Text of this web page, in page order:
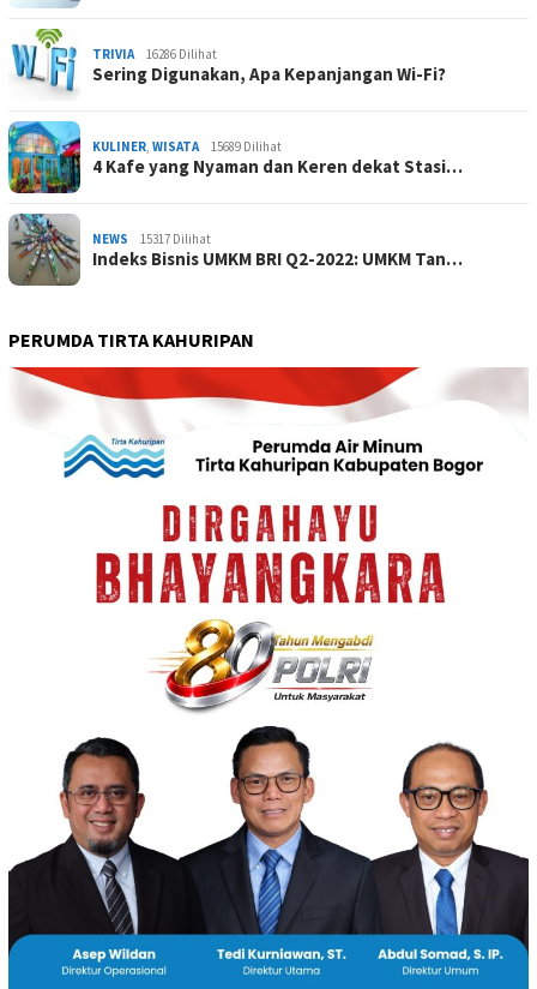
TRIVIA 16286 Dilihat
Sering Digunakan, Apa Kepanjangan Wi-Fi?
KULINER, WISATA 15689 Dilihat
4 Kafe yang Nyaman dan Keren dekat Stasi…
NEWS 15317 Dilihat
Indeks Bisnis UMKM BRI Q2-2022: UMKM Tan…
PERUMDA TIRTA KAHURIPAN